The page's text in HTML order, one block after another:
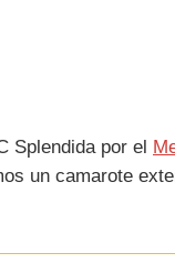
Splendida por el
un camarote